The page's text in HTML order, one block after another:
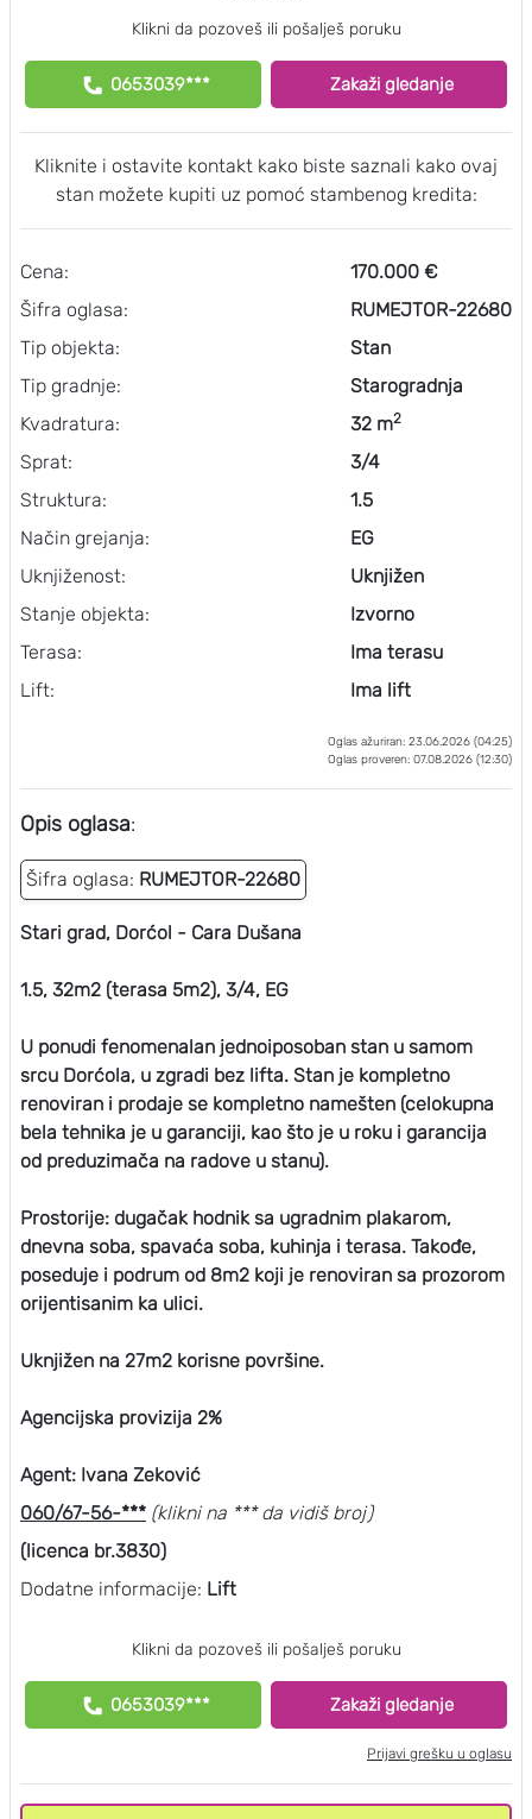
Klikni da pozoveš ili pošalješ poruku
0653039*** Zakaži gledanje
Kliknite i ostavite kontakt kako biste saznali kako ovaj
stan možete kupiti uz pomoć stambenog kredita:
Cena:
Šifra oglasa:
Tip objekta:
Tip gradnje:
Kvadratura:
Sprat:
Struktura:
Način grejanja:
Uknjiženost:
Stanje objekta:
Terasa:
Lift:
170.000 €
RUMEJTOR-22680
Stan
Starogradnja
32 m2
3/4
1.5
EG
Uknjižen
Izvorno
Ima terasu
Ima lift
Oglas ažuriran: 23.06.2026 (04:25)
Oglas proveren: 07.08.2026 (12:30)
Opis oglasa:
Šifra oglasa: RUMEJTOR-22680
Stari grad, Dorćol - Cara Dušana
1.5, 32m2 (terasa 5m2), 3/4, EG
U ponudi fenomenalan jednoiposoban stan u samom
srcu Dorćola, u zgradi bez lifta. Stan je kompletno
renoviran i prodaje se kompletno namešten (celokupna
bela tehnika je u garanciji, kao što je u roku i garancija
od preduzimača na radove u stanu).
Prostorije: dugačak hodnik sa ugradnim plakarom,
dnevna soba, spavaća soba, kuhinja i terasa. Takođe,
poseduje i podrum od 8m2 koji je renoviran sa prozorom
orijentisanim ka ulici.
Uknjižen na 27m2 korisne površine.
Agencijska provizija 2%
Agent: Ivana Zeković
060/67-56-*** (klikni na *** da vidiš broj)
(licenca br.3830)
Dodatne informacije: Lift
Klikni da pozoveš ili pošalješ poruku
0653039*** Zakaži gledanje
Prijavi grešku u oglasu